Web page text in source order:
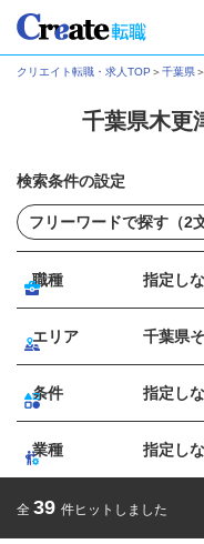
クリエイト転職・求人TOP ＞千葉県＞
千葉県木更
検索条件の設定
職種 指定し
エリア 千葉県
条件 指定し
業種 指定し
全 39 件ヒットしました